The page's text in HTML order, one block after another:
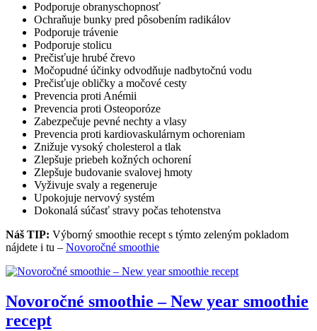
Podporuje obranyschopnosť
Ochraňuje bunky pred pôsobením radikálov
Podporuje trávenie
Podporuje stolicu
Prečisťuje hrubé črevo
Močopudné účinky odvodňuje nadbytočnú vodu
Prečisťuje obličky a močové cesty
Prevencia proti Anémii
Prevencia proti Osteoporóze
Zabezpečuje pevné nechty a vlasy
Prevencia proti kardiovaskulárnym ochoreniam
Znižuje vysoký cholesterol a tlak
Zlepšuje priebeh kožných ochorení
Zlepšuje budovanie svalovej hmoty
Vyživuje svaly a regeneruje
Upokojuje nervový systém
Dokonalá súčasť stravy počas tehotenstva
Náš TIP: Výborný smoothie recept s týmto zeleným pokladom
nájdete i tu – Novoročné smoothie
Novoročné smoothie – New year smoothie
recept